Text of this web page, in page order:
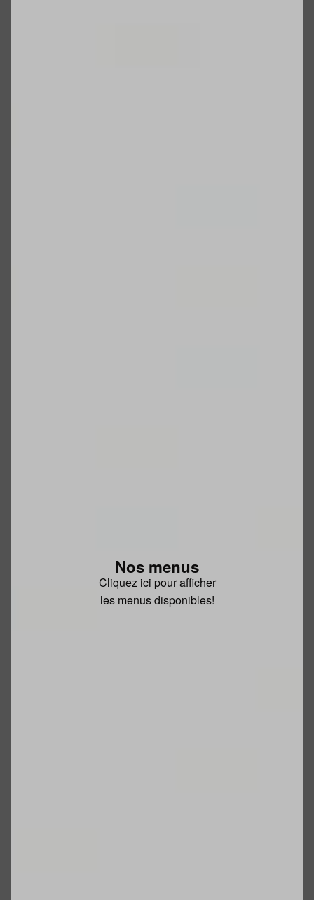
Nos menus
Cliquez ici pour afficher
les menus disponibles!